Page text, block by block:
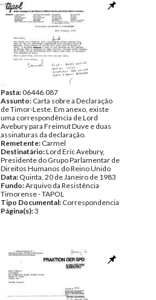
Pasta:06446.087
Assunto: Carta sobre a Declaração
de Timor-Leste. Em anexo, existe
uma correspondência de Lord
Avebury para Freimut Duve e duas
assinaturas da declaração.
Remetente: Carmel
Destinatário:Lord Eric Avebury,
Presidente do Grupo Parlamentar de
Direitos Humanos do Reino Unido
Data: Quinta, 20 de Janeiro de 1983
Fundo:Arquivo da Resistência
Timorense - TAPOL
Tipo Documental: Correspondencia
Página(s):3